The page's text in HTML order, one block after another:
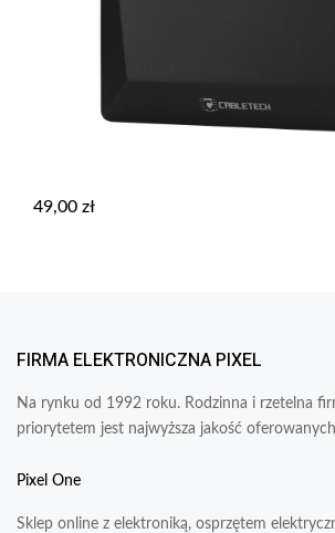
49,00 zł
FIRMA ELEKTRONICZNA PIXEL
Na rynku od 1992 roku. Rodzinna i rzetelna
priorytetem jest najwyższa jakość oferowanych
Pixel One
Sklep online z elektroniką, osprzętem